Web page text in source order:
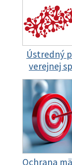
Ústredný
verejnej
Ochrana